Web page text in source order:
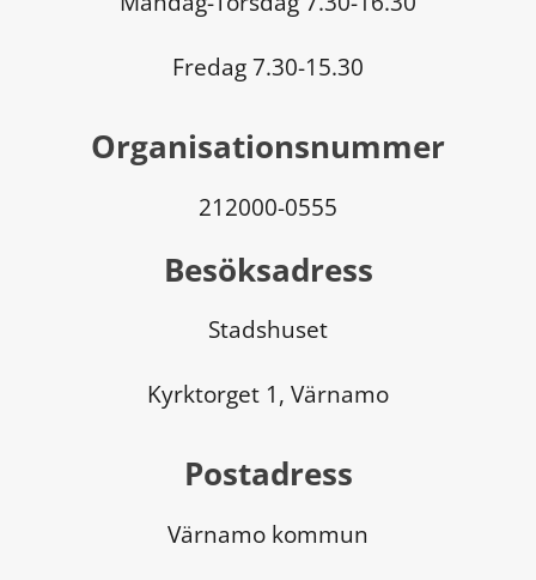
Fredag 7.30-15.30
Organisationsnummer
212000-0555
Besöksadress
Stadshuset
Kyrktorget 1, Värnamo
Postadress
Värnamo kommun